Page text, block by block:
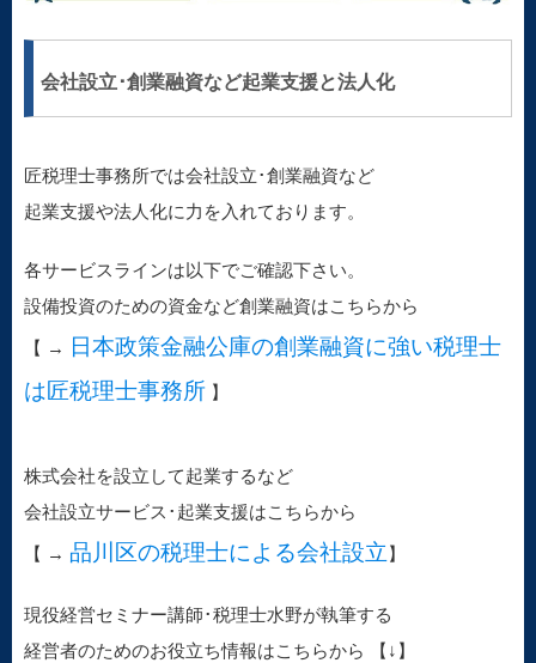
会社設立･創業融資など起業支援と法人化
匠税理士事務所では会社設立･創業融資など
起業支援や法人化に力を入れております。
各サービスラインは以下でご確認下さい。
設備投資のための資金など創業融資はこちらから
【 →
日本政策金融公庫の創業融資に強い税理士
は匠税理士事務所 】
株式会社を設立して起業するなど
会社設立サービス･起業支援はこちらから
【 → 品川区の税理士による会社設立】
現役経営セミナー講師･税理士水野が執筆する
経営者のためのお役立ち情報はこちらから 【↓】